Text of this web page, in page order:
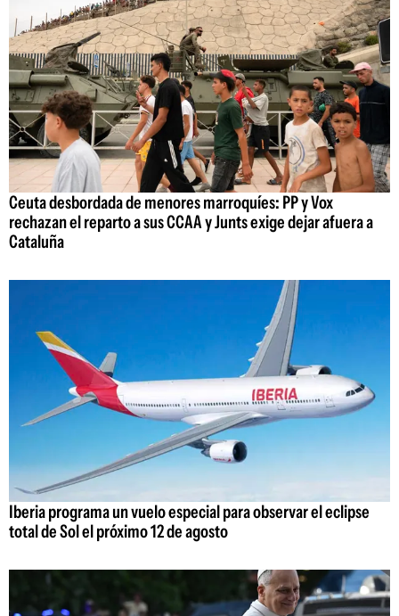
Ceuta desbordada de menores marroquíes: PP y Vox
rechazan el reparto a sus CCAA y Junts exige dejar afuera a
Cataluña
Iberia programa un vuelo especial para observar el eclipse
total de Sol el próximo 12 de agosto